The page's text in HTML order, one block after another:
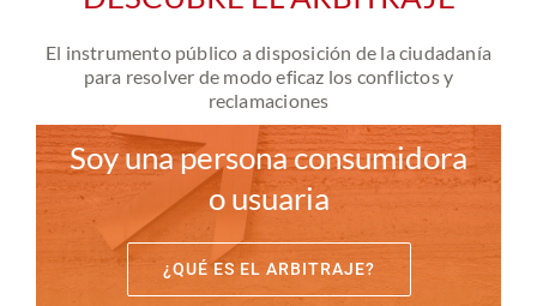
METAVERSO
El instrumento público a disposición de la ciudadanía
para resolver de modo eficaz los conflictos y
reclamaciones
Soy una persona consumidora
o usuaria
¿QUÉ ES EL ARBITRAJE?